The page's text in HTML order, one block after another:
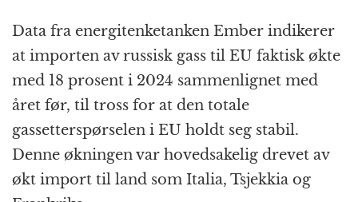
Data fra energitenketanken Ember indikerer
at importen av russisk gass til EU faktisk økte
med 18 prosent i 2024 sammenlignet med
året før, til tross for at den totale
gassetterspørselen i EU holdt seg stabil.
Denne økningen var hovedsakelig drevet av
økt import til land som Italia, Tsjekkia og